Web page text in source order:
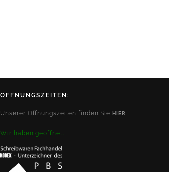
ÖFFNUNGSZEITEN:
Unserer Öffnungszeiten finden Sie HIER
Wir haben geöffnet.